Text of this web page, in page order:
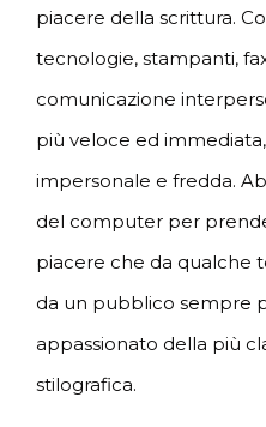
piacere della scrittura.
tecnologie, stampanti,
comunicazione
più veloce ed
impersonale e fredda.
del computer per
piacere che da qualche
da un pubblico sempre
appassionato della più
stilografica.